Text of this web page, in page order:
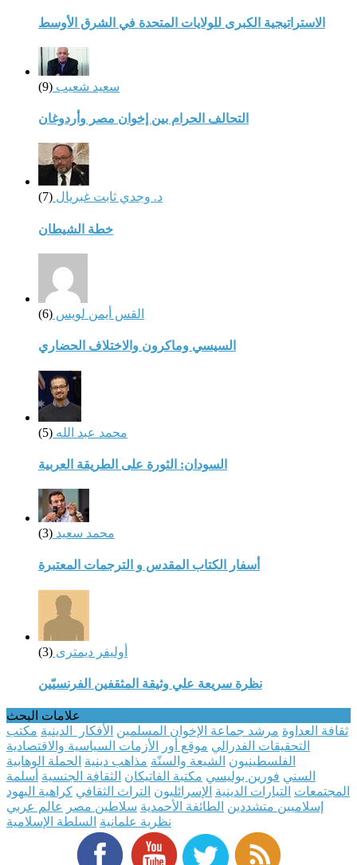
الاستراتيجية الكبرى للولايات المتحدة في الشرق الأوسط
سعيد شعيب (9)
التحالف الحرام بين إخوان مصر وأردوغان
د. وجدي ثابت غبريال (7)
خطة الشيطان
القس أيمن لويس (6)
السيسي وماكرون والاختلاف الحضاري
محمد عبد الله (5)
السودان: الثورة على الطريقة العربية
محمد سعيد (3)
أسفار الكتاب المقدس و الترجمات المعتبرة
أوليفر ديمترى (3)
نظرة سريعة علي وثيقة المثقفين الفرنسيّين
علامات البحث
ثقافة العداوة مرشد جماعة الإخوان المسلمين الأفكار الدينية مكتب
التحقيقات الفدرالي موقع أور
الأزمات السياسية والاقتصادية
الفلسطينيون الشيعة والسنّة مذاهب دينية الحملة الوهابية
السني فورين بوليسي مكتبة الفاتيكان الثقافة الجنسية أسلمة
المجتمعات التيارات الدينية الإسرائليون التراث الثقافي كراهية اليهود
إسلاميين متشددين الطائفة الأحمدية سلاطين مصر
عالم عربي
نظرية علمانية السلطة الإسلامية